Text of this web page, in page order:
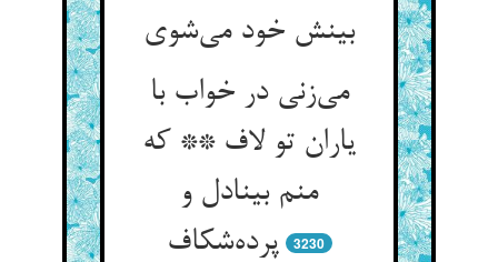
بینش خود می‌شوی
می‌زنی در خواب با
یاران تو لاف ** که
منم بینادل و
پرده‌شکاف
3230